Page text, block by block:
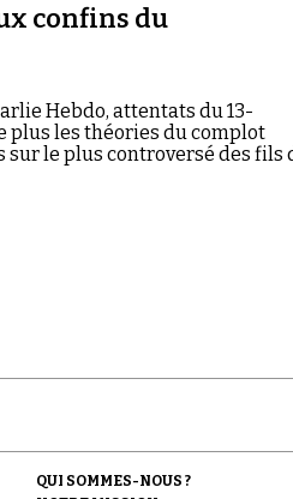
confins du
Hebdo, attentats du 13-
plus les théories du complot
sur le plus controversé des fils
QUI SOMMES-NOUS ?